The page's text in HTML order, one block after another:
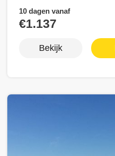
10 dagen vanaf
€1.137
Bekijk